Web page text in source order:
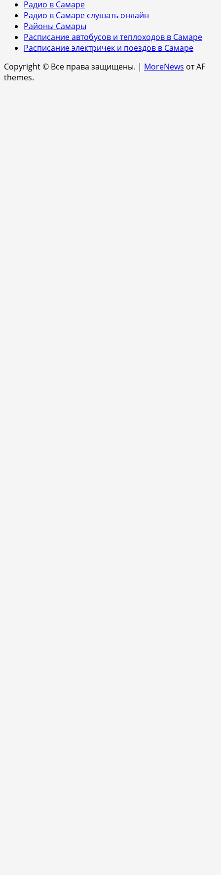
Радио в Самаре
Радио в Самаре слушать онлайн
Районы Самары
Расписание автобусов и теплоходов в Самаре
Расписание электричек и поездов в Самаре
Copyright © Все права защищены. | MoreNews от AF
themes.